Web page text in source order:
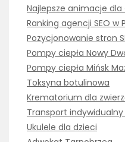
Najlepsze animacje dla
Ranking agencji SEO w
Pozycjonowanie stron
Pompy ciepła Nowy
Pompy ciepła Mińsk
Toksyna botulinowa
Krematorium dla
Transport indywidualny
Ukulele dla dzieci